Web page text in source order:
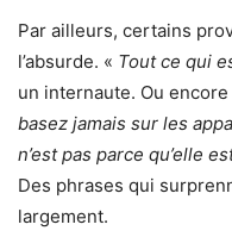
Par ailleurs, certains
l’absurde. « Tout ce qui
un internaute. Ou encore
basez jamais sur les
n’est pas parce qu’elle
Des phrases qui
largement.